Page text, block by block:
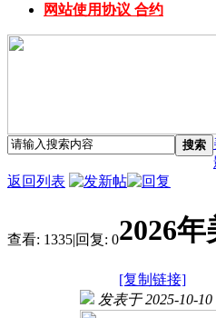
网站使用协议 合约
搜索
返回列表
查看: 1335|回复: 02026
[复制链接]
发表于 2025-10-10